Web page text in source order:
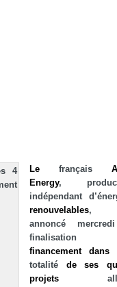
Le français
Energy,
indépendant
renouvelables
annoncé
financement
dans
totalité de ses
projets